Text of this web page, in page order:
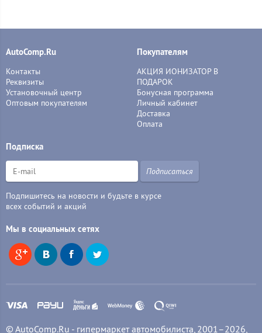
AutoComp.Ru
Контакты
Реквизиты
Установочный центр
Оптовым покупателям
Покупателям
АКЦИЯ ИОНИЗАТОР В
ПОДАРОК
Бонусная программа
Личный кабинет
Доставка
Оплата
Подписка
Подписаться
Подпишитесь на новости и будьте в курсе
всех событий и акций
Мы в социальных сетях
© AutoComp.Ru - гипермаркет автомобилиста, 2001–2026,